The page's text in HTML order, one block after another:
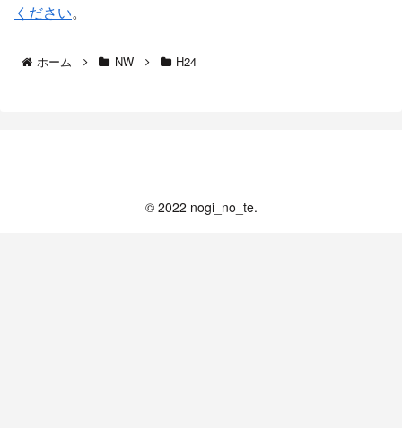
ください。
ホーム NW H24
© 2022 nogi_no_te.